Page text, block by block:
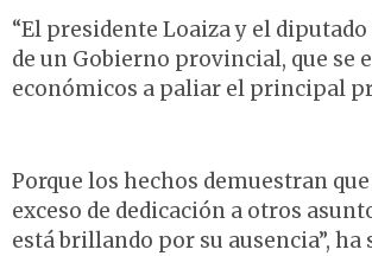
“El presidente Loaiza y el
de un Gobierno provincial, que
económicos a paliar el principal
Porque los hechos demuestran
exceso de dedicación a otros
está brillando por su ausencia”, ha